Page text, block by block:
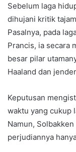
Sebelum laga
dihujani kritik
Pasalnya, pada
Prancis, ia secara
besar pilar
Haaland dan
Keputusan
waktu yang cukup
Namun,
perjudiannya